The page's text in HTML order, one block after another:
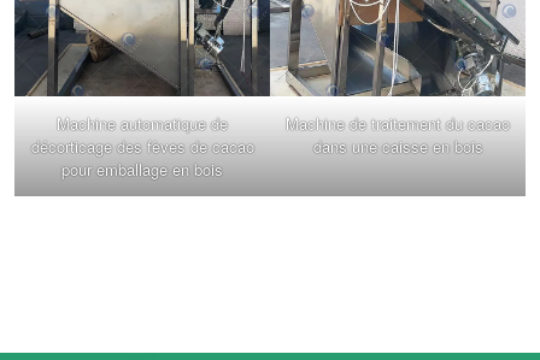
Machine automatique de
décorticage des fèves de cacao
pour emballage en bois
Machine de traitement du cacao
dans une caisse en bois